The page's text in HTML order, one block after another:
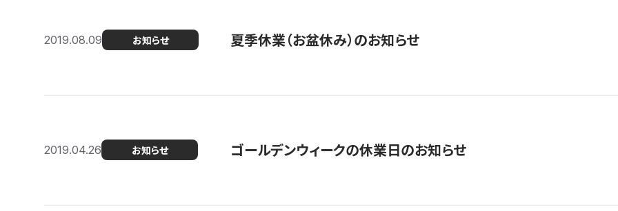
2019.08.09 お知らせ 夏季休業（お盆休み）のお知らせ
2019.04.26 お知らせ ゴールデンウィークの休業日のお知らせ